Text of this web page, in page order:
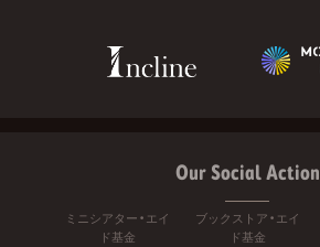
Our Social Action
ミニシアター・エイ
ド基金
ブックストア・エイ
ド基金